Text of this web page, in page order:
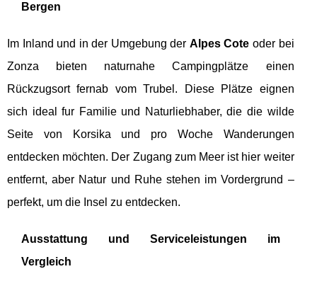
Bergen
Im Inland und in der Umgebung der Alpes Cote oder bei
Zonza bieten naturnahe Campingplätze einen
Rückzugsort fernab vom Trubel. Diese Plätze eignen
sich ideal fur Familie und Naturliebhaber, die die wilde
Seite von Korsika und pro Woche Wanderungen
entdecken möchten. Der Zugang zum Meer ist hier weiter
entfernt, aber Natur und Ruhe stehen im Vordergrund –
perfekt, um die Insel zu entdecken.
Ausstattung und Serviceleistungen im
Vergleich